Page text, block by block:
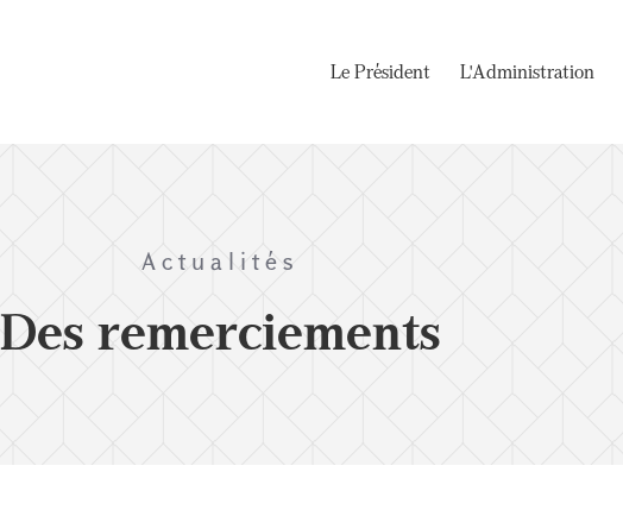
Le Président L'Administration
Actualités
Des remerciements